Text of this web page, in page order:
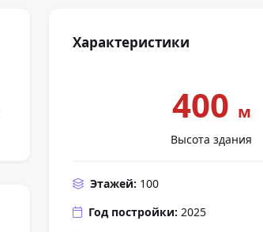
Характеристики
400 м
Высота здания
Этажей: 100
Год постройки: 2025